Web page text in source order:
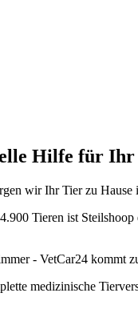
Hilfe für
wir Ihr Tier zu Hause
Tieren ist
- VetCar24 kommt
medizinische